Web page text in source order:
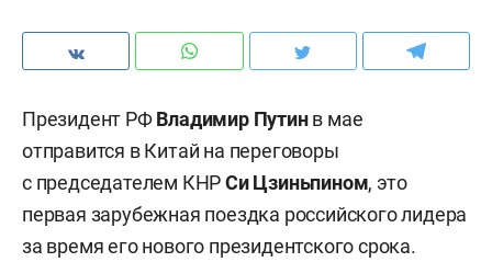
Президент РФВладимир Путинв мае
отправится в Китай на переговоры
с председателем КНРСи Цзиньпином, это
первая зарубежная поездка российского лидера
за время его нового президентского срока.